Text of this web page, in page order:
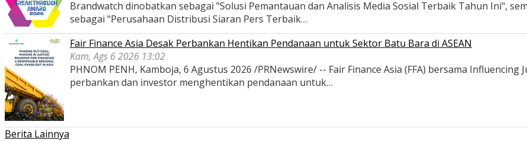
Brandwatch dinobatkan sebagai "Solusi Pemantauan dan Analisis Media Sosial Terbaik Tahun Ini",
sebagai "Perusahaan Distribusi Siaran Pers Terbaik…
Fair Finance Asia Desak Perbankan Hentikan Pendanaan untuk Sektor Batu Bara di ASEAN
Kam, Ags 6 2026 13:02
PHNOM PENH, Kamboja, 6 Agustus 2026 /PRNewswire/ -- Fair Finance Asia (FFA) bersama Influencing
perbankan dan investor menghentikan pendanaan untuk…
Berita Lainnya